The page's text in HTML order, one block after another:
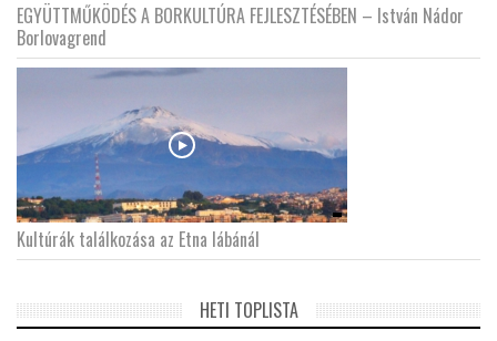
EGYÜTTMŰKÖDÉS A BORKULTÚRA FEJLESZTÉSÉBEN – István Nádor
Borlovagrend
Kultúrák találkozása az Etna lábánál
HETI TOPLISTA